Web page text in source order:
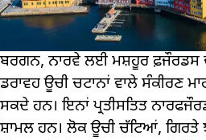
ਬਰਗਨ, ਨਾਰਵੇ ਲਈ ਮਸ਼ਹੂਰ ਫ਼ਜੌਰਡਸ
ਡਰਾਵਹ ਊਚੀ ਚਟਾਨਾਂ ਵਾਲੇ ਸੰਕੀਰਣ
ਸਕਦੇ ਹਨ। ਇਨਾਂ ਪ੍ਰਤੀਸਤਿਤ
ਸ਼ਾਮਲ ਹਨ। ਲੋਕ ਊਚੀ ਚੱਟਿਆਂ, ਗਿਰਤੇ